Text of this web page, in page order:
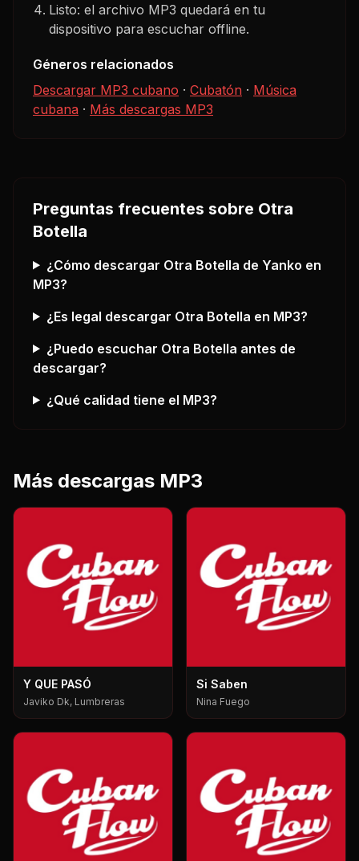
Listo: el archivo MP3 quedará en tu
dispositivo para escuchar offline.
Géneros relacionados
Descargar MP3 cubano · Cubatón · Música
cubana · Más descargas MP3
Preguntas frecuentes sobre Otra
Botella
¿Cómo descargar Otra Botella de Yanko en
MP3?
¿Es legal descargar Otra Botella en MP3?
¿Puedo escuchar Otra Botella antes de
descargar?
¿Qué calidad tiene el MP3?
Más descargas MP3
Y QUE PASÓ
Javiko Dk, Lumbreras
Si Saben
Nina Fuego